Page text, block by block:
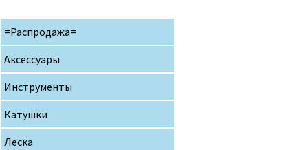
=Распродажа=
Аксессуары
Инструменты
Катушки
Леска